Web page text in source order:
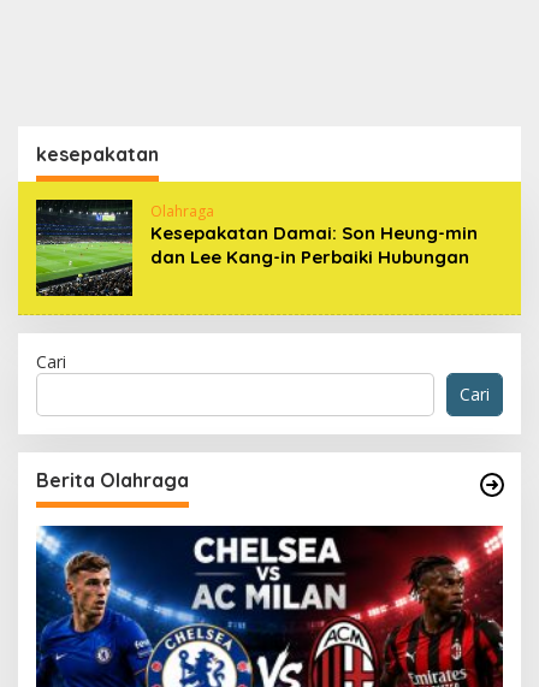
kesepakatan
Olahraga
Kesepakatan Damai: Son Heung-min
dan Lee Kang-in Perbaiki Hubungan
Cari
Cari
Berita Olahraga